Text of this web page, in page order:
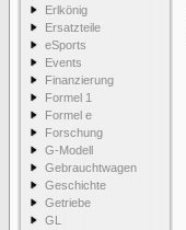
Erlkönig
Ersatzteile
eSports
Events
Finanzierung
Formel 1
Formel e
Forschung
G-Modell
Gebrauchtwagen
Geschichte
Getriebe
GL